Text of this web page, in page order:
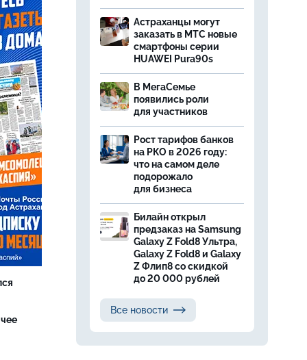
Астраханцы могут
заказать в МТС новые
смартфоны серии
HUAWEI Pura90s
В МегаСемье
появились роли
для участников
Рост тарифов банков
на РКО в 2026 году:
что на самом деле
подорожало
для бизнеса
Билайн открыл
предзаказ на Samsung
Galaxy Z Fold8 Ультра,
Galaxy Z Fold8 и Galaxy
Z Флип8 со скидкой
до 20 000 рублей
Все новости